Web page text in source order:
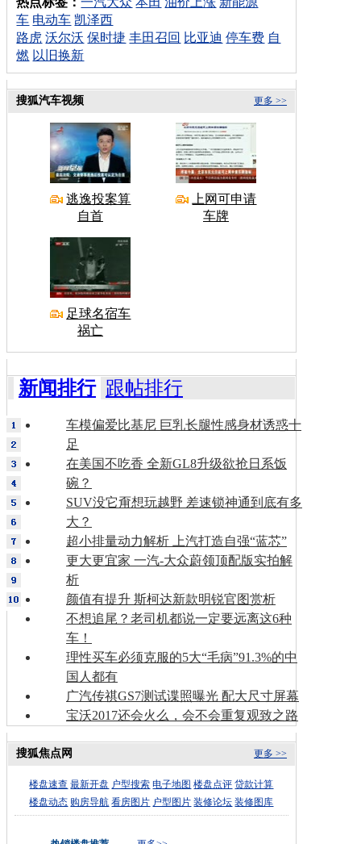
车 电动车 凯泽西
路虎 沃尔沃 保时捷 丰田召回 比亚迪 停车费 自
燃 以旧换新
更多 >>
搜狐汽车视频
逃逸投案算
自首
上网可申请
车牌
足球名宿车
祸亡
新闻排行 跟帖排行
车模偏爱比基尼 巨乳长腿性感身材诱惑十
足
在美国不吃香 全新GL8升级欲抢日系饭
碗？
SUV没它甭想玩越野 差速锁神通到底有多
大？
超小排量动力解析 上汽打造自强“蓝芯”
更大更宜家 一汽-大众蔚领顶配版实拍解
析
颜值有提升 斯柯达新款明锐官图赏析
不想追尾？老司机都说一定要远离这6种
车！
理性买车必须克服的5大“毛病”91.3%的中
国人都有
广汽传祺GS7测试谍照曝光 配大尺寸屏幕
宝沃2017还会火么，会不会重复观致之路
更多 >>
搜狐焦点网
楼盘速查 最新开盘 户型搜索 电子地图 楼盘点评 贷款计算
楼盘动态 购房导航 看房图片 户型图片 装修论坛 装修图库